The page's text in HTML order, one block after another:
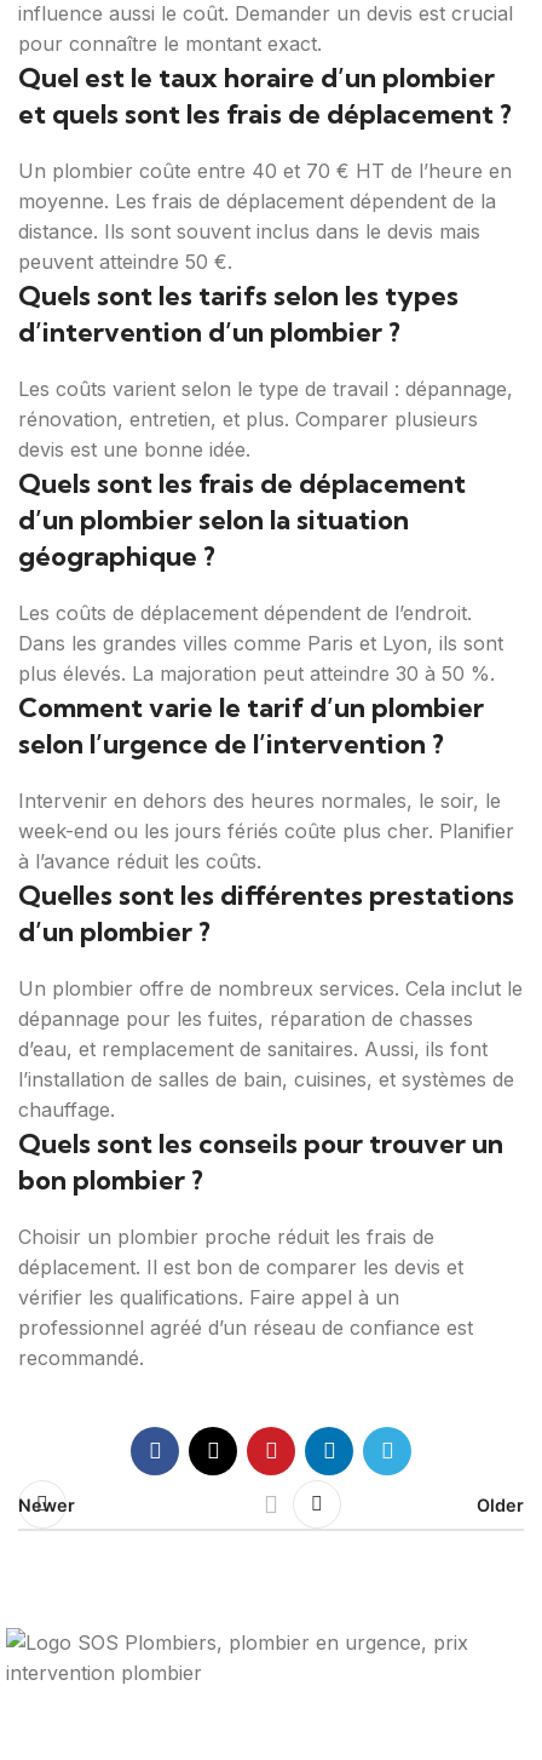
influence aussi le coût. Demander un devis est crucial
pour connaître le montant exact.
Quel est le taux horaire d’un plombier
et quels sont les frais de déplacement ?
Un plombier coûte entre 40 et 70 € HT de l’heure en
moyenne. Les frais de déplacement dépendent de la
distance. Ils sont souvent inclus dans le devis mais
peuvent atteindre 50 €.
Quels sont les tarifs selon les types
d’intervention d’un plombier ?
Les coûts varient selon le type de travail : dépannage,
rénovation, entretien, et plus. Comparer plusieurs
devis est une bonne idée.
Quels sont les frais de déplacement
d’un plombier selon la situation
géographique ?
Les coûts de déplacement dépendent de l’endroit.
Dans les grandes villes comme Paris et Lyon, ils sont
plus élevés. La majoration peut atteindre 30 à 50 %.
Comment varie le tarif d’un plombier
selon l’urgence de l’intervention ?
Intervenir en dehors des heures normales, le soir, le
week-end ou les jours fériés coûte plus cher. Planifier
à l’avance réduit les coûts.
Quelles sont les différentes prestations
d’un plombier ?
Un plombier offre de nombreux services. Cela inclut le
dépannage pour les fuites, réparation de chasses
d’eau, et remplacement de sanitaires. Aussi, ils font
l’installation de salles de bain, cuisines, et systèmes de
chauffage.
Quels sont les conseils pour trouver un
bon plombier ?
Choisir un plombier proche réduit les frais de
déplacement. Il est bon de comparer les devis et
vérifier les qualifications. Faire appel à un
professionnel agréé d’un réseau de confiance est
recommandé.
Newer Older